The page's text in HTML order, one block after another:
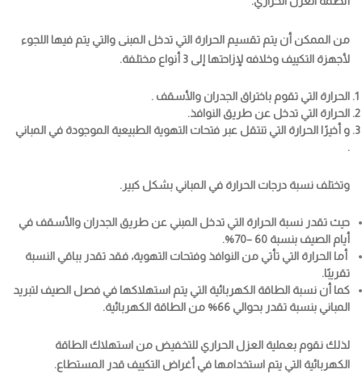
من الممكن أن يتم تقسيم الحرارة التي تدخل المبنى والتي يتم فيها اللجوء
لأجهزة التكييف وخلافه لإزاحتها إلى 3 أنواع مختلفة.
الحرارة التي تقوم باختراق الجدران والأسقف .
الحرارة التي تدخل عن طريق النوافذ.
و أخيرًا الحرارة التي تنتقل عبر فتحات التهوية الطبيعية الموجودة في المباني
.
وتختلف نسبة درجات الحرارة في المباني بشكل كبير.
حيث تقدر نسبة الحرارة التي تدخل المبني عن طريق الجدران والأسقف في
أيام الصيف بنسبة 60 –70%.
أما الحرارة التي تأتي من النوافذ وفتحات التهوية، فقد تقدر بباقي النسبة
تقريبًا.
كما أن نسبة الطاقة الكهربائية التي يتم استهلاكها في فصل الصيف لتبريد
المباني بنسبة تقدر بحوالي 66% من الطاقة الكهربائية.
لذلك نقوم بعملية العزل الحراري للتخفيض من استهلاك الطاقة
الكهربائية التي يتم استخدامها في أغراض التكييف قدر المستطاع.